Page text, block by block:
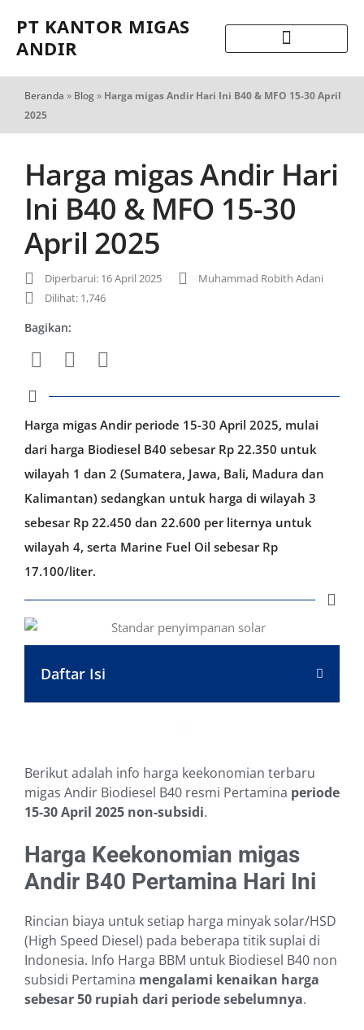
PT KANTOR MIGAS
ANDIR
Beranda » Blog» Harga migas Andir Hari Ini B40 & MFO 15-30 April
2025
Harga migas Andir Hari
Ini B40 & MFO 15-30
April 2025
Diperbarui: 16 April 2025
Muhammad Robith Adani
Dilihat: 1,746
Bagikan:
Harga migas Andir periode 15-30 April 2025, mulai
dari harga Biodiesel B40 sebesar Rp 22.350 untuk
wilayah 1 dan 2 (Sumatera, Jawa, Bali, Madura dan
Kalimantan) sedangkan untuk harga di wilayah 3
sebesar Rp 22.450 dan 22.600 per liternya untuk
wilayah 4, serta Marine Fuel Oil sebesar Rp
17.100/liter.
Daftar Isi
Berikut adalah info harga keekonomian terbaru
migas Andir Biodiesel B40 resmi Pertamina periode
15-30 April 2025 non-subsidi.
Harga Keekonomian migas
Andir B40 Pertamina Hari Ini
Rincian biaya untuk setiap harga minyak solar/HSD
(High Speed Diesel) pada beberapa titik suplai di
Indonesia. Info Harga BBM untuk Biodiesel B40 non
subsidi Pertamina mengalami kenaikan harga
sebesar 50 rupiah dari periode sebelumnya.